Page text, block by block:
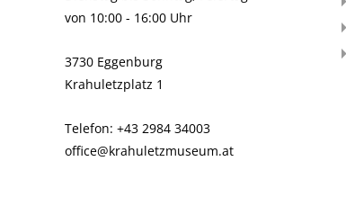
von 10:00 - 16:00 Uhr
3730 Eggenburg
Krahuletzplatz 1
Telefon: +43 2984 34003
office@krahuletzmuseum.at